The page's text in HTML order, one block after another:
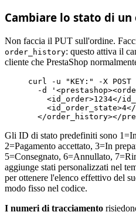
Cambiare lo stato di un
Non faccia il PUT sull'ordine.
order_history: questo attiva il
cliente che PrestaShop
curl -u "KEY:" -X POST
  -d
<id_order>1234</
</order_history></
Gli ID di stato predefiniti sono
2=Pagamento accettato, 3=In
5=Consegnato, 6=Annullato,
aggiunge stati personalizzati nel
per ottenere l'elenco effettivo del
modo fisso nel codice.
I numeri di tracciamento